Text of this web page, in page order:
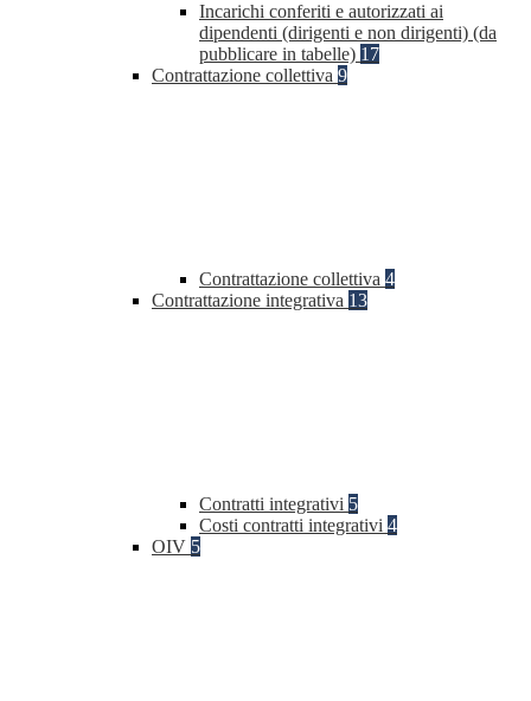
Incarichi conferiti e autorizzati ai
dipendenti (dirigenti e non dirigenti) (da
pubblicare in tabelle) 17
Contrattazione collettiva 9
Contrattazione collettiva 4
Contrattazione integrativa 13
Contratti integrativi 5
Costi contratti integrativi 4
OIV 5